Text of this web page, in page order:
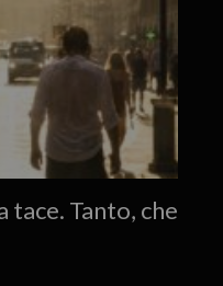
tace. Tanto, che